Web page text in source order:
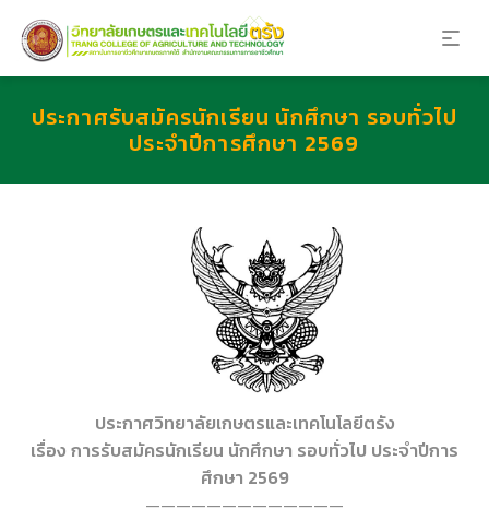
ประกาศรับสมัครนักเรียน นักศึกษา รอบทั่วไป
ประจำปีการศึกษา 2569
ประกาศวิทยาลัยเกษตรและเทคโนโลยีตรัง
เรื่อง การรับสมัครนักเรียน นักศึกษา รอบทั่วไป ประจำปีการ
ศึกษา 2569
—————————————